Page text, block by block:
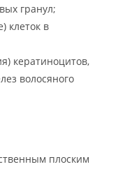
гранул;
клеток в
кератиноцитов,
волосяного
плоским